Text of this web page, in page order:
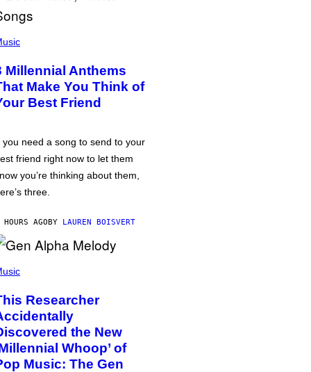
Millennial Anthems
Make You Think of
Best Friend
you need a song to send to your
friend right now to let them
you’re thinking about them,
three.
AGOBY LAUREN BOISVERT
Researcher
the New
Whoop’ of
Music: The Gen